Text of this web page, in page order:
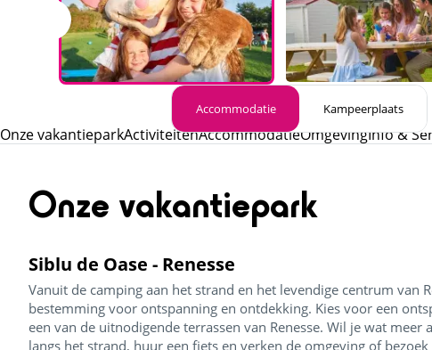
Accommodatie Kampeerplaats
Onze vakantieparkActiviteitenAccommodatieOmgevingInfo &
Onze vakantiepark
Siblu de Oase - Renesse
Vanuit de camping aan het strand en het levendige centrum van
bestemming voor ontspanning en ontdekking. Kies voor een
een van de uitnodigende terrassen van Renesse. Wil je wat meer
langs het strand, huur een fiets en verken de omgeving of bezoek